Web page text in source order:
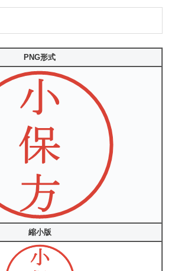
PNG形式
縮小版